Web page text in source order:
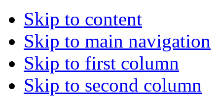
Skip to content
Skip to main navigation
Skip to first column
Skip to second column